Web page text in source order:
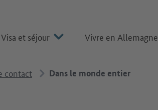
Visa et séjour Vivre en Allemagne
contact Dans le monde entier